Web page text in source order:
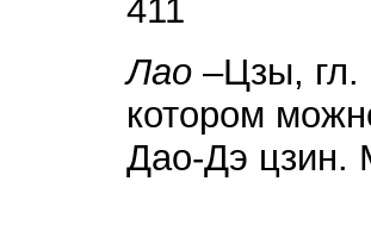
411
Лао –Цзы, гл.
котором
Дао-Дэ цзин.